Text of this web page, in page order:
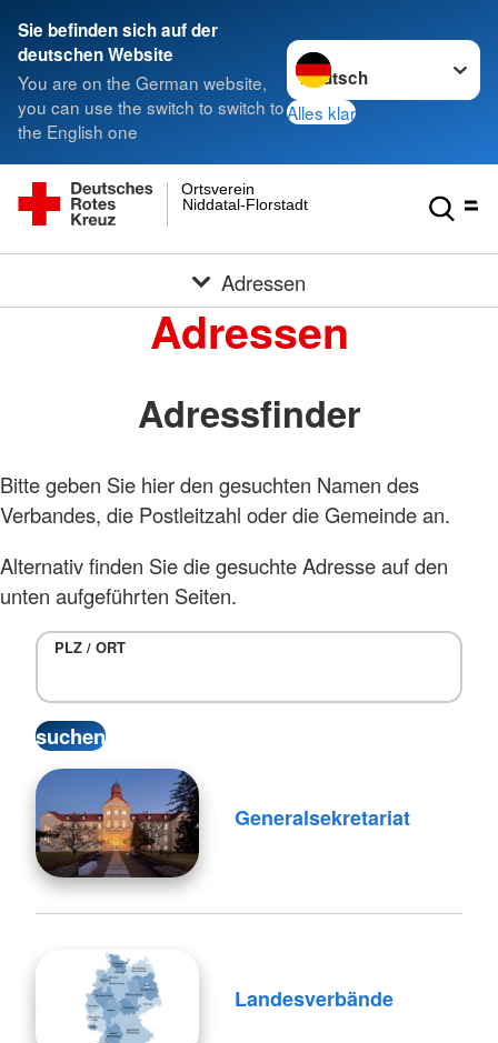
Sie befinden sich auf der
deutschen Website
You are on the German website,
you can use the switch to switch to
the English one
Sprache wechseln zu
Alles klar
Niddatal-Florstadt
Ortsverein
Adressen
Adressen
Adressfinder
Bitte geben Sie hier den gesuchten Namen des
Verbandes, die Postleitzahl oder die Gemeinde an.
Alternativ finden Sie die gesuchte Adresse auf den
unten aufgeführten Seiten.
PLZ / ORT
Generalsekretariat
Landesverbände